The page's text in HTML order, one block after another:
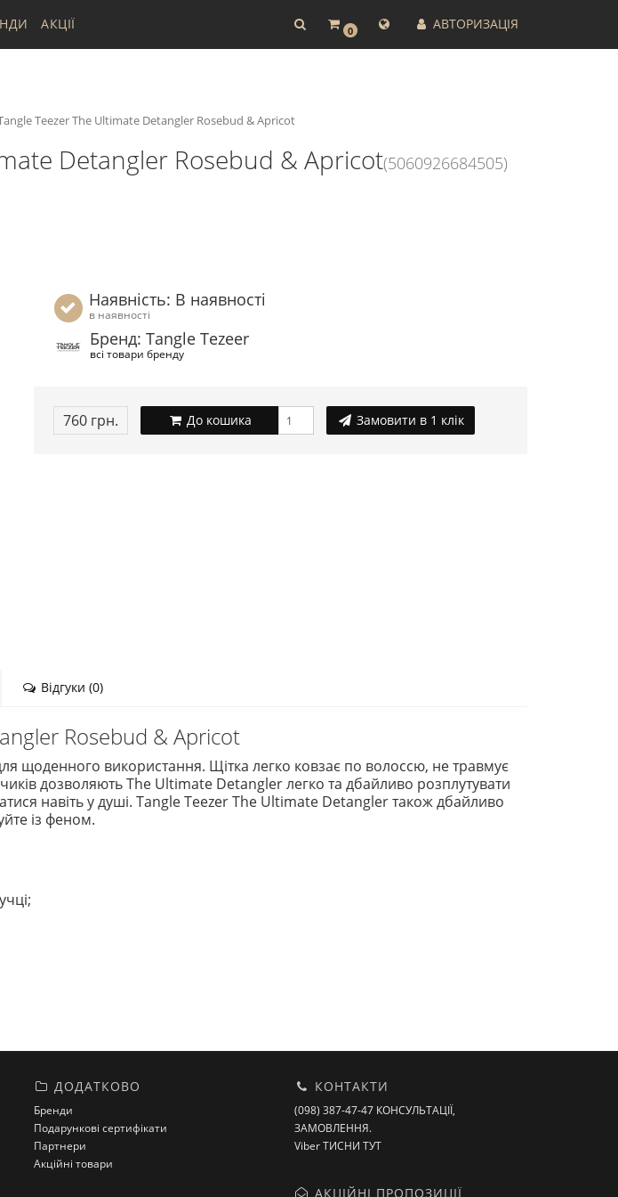
0 АВТОРИЗАЦІЯ
АКЦІЇ
Teezer The Ultimate Detangler Rosebud & Apricot
Detangler Rosebud & Apricot(5060926684505)
Наявність: В наявності
в наявності
Бренд: Tangle Tezeer
всі товари бренду
760 грн. До кошика Замовити в 1 клік
Відгуки (0)
Rosebud & Apricot
щоденного використання. Щітка легко ковзає по волоссю, не травмує
дозволяють The Ultimate Detangler легко та дбайливо розплутувати
навіть у душі. Tangle Teezer The Ultimate Detangler також дбайливо
із феном.
ДОДАТКОВО
Бренди
Подарункові сертифікати
Партнери
Акційні товари
КОНТАКТИ
(098) 387-47-47 КОНСУЛЬТАЦІЇ,
ЗАМОВЛЕННЯ.
Viber ТИСНИ ТУТ
АКЦІЙНІ ПРОПОЗИЦІЇ